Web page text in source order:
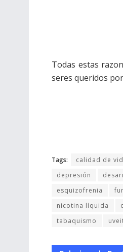
Todas estas
seres queridos
Tags: calidad de
depresión
esquizofrenia
nicotina líquida
tabaquismo